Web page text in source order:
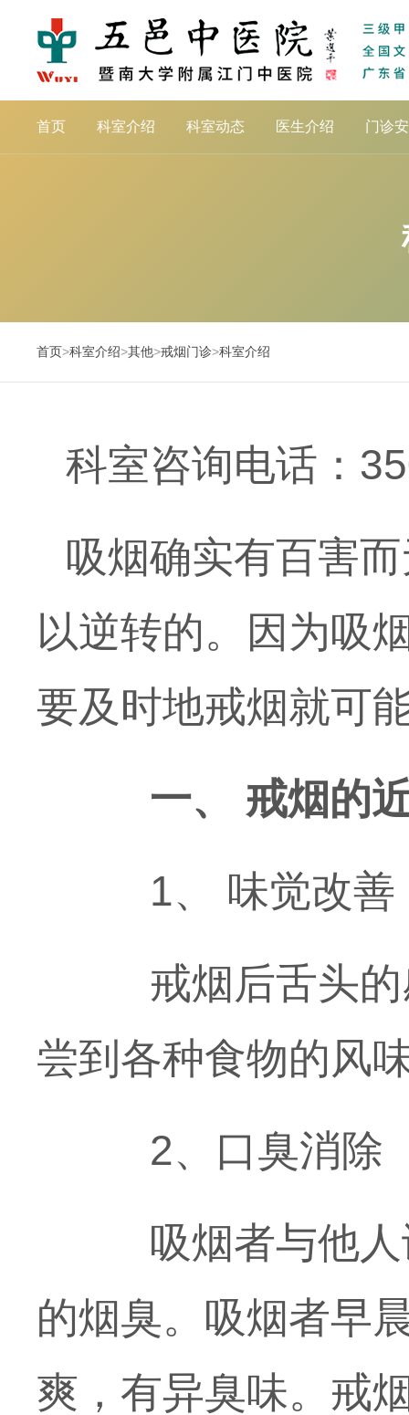
首页 科室介绍 科室动态 医生介绍 门诊
首页>科室介绍>其他>戒烟门诊>科室介绍
科室咨询电话：
吸烟确实有百害
以逆转的。因为吸
要及时地戒烟就可
一、 戒烟的
1、 味觉改善
戒烟后舌头的
尝到各种食物的风
2、口臭消除
吸烟者与他人
的烟臭。吸烟者早
爽，有异臭味。戒